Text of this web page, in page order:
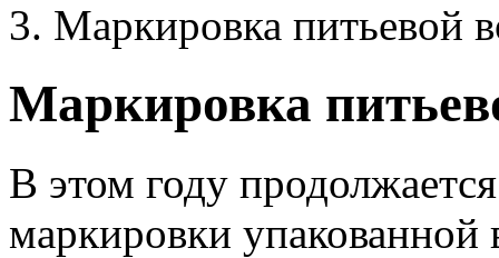
Маркировка питьевой
Маркировка
В этом году
маркировки упакованной